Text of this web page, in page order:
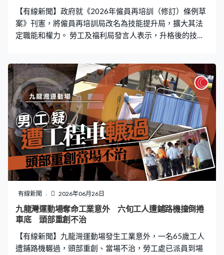
茂表示，增加的都是醫療專業人員，「醫委
【有線新聞】政府就《2026年僱員再培訓（修訂）條例草
案》刊憲，將僱員再培訓局改名為技能提升局，擴大其法
定職能和權力。 勞工及福利局發言人表示，升格後的技能
士發展更多較高階的技能課程，以持續提升他們的生產力
及競爭力。 草案下月8日提交立法會進行首讀和二讀。
有線新聞 2026年06月26日
九龍灣運動場奪命工業意外 六旬工人遭鋪路機撞倒捲
車底 頭部重創不治
【有線新聞】九龍灣運動場發生工業意外，一名65歲工人
遭鋪路機輾過，頭部重創、當場不治，勞工處已派員到場